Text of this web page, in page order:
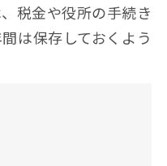
税金や役所の手続き
は保存しておくよう